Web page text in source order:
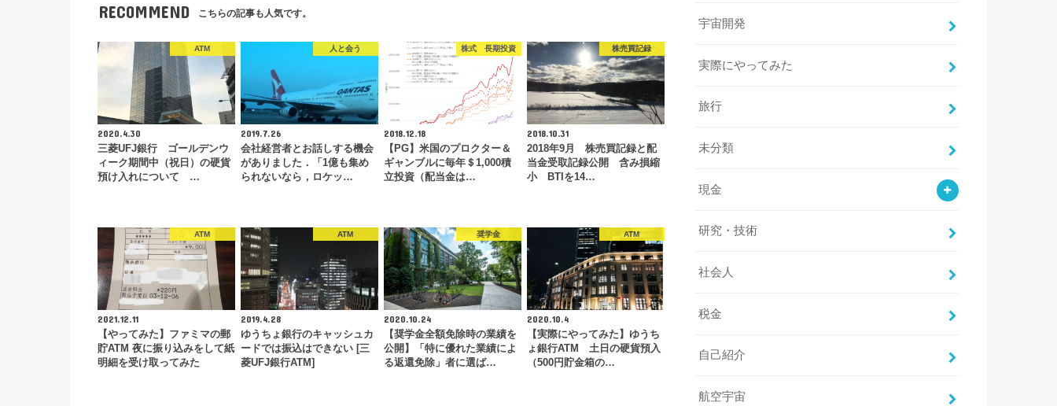
RECOMMEND こちらの記事も人気です。
ATM
2020.4.30
三菱UFJ銀行 ゴールデンウ
ィーク期間中（祝日）の硬貨
預け入れについて …
人と会う
2019.7.26
会社経営者とお話しする機会
がありました．「1億も集め
られないなら，ロケッ…
株式 長期投資
2018.12.18
【PG】米国のプロクター＆
ギャンブルに毎年＄1,000積
立投資（配当金は…
株売買記録
2018.10.31
2018年9月 株売買記録と配
当金受取記録公開 含み損縮
小 BTIを14…
ATM
2021.12.11
【やってみた】ファミマの郵
貯ATM 夜に振り込みをして紙
明細を受け取ってみた
ATM
2019.4.28
ゆうちょ銀行のキャッシュカ
ードでは振込はできない [三
菱UFJ銀行ATM]
奨学金
2020.10.24
【奨学金全額免除時の業績を
公開】「特に優れた業績によ
る返還免除」者に選ば…
ATM
2020.10.4
【実際にやってみた】ゆうち
ょ銀行ATM 土日の硬貨預入
（500円貯金箱の…
宇宙開発
実際にやってみた
旅行
未分類
現金
研究・技術
社会人
税金
自己紹介
航空宇宙